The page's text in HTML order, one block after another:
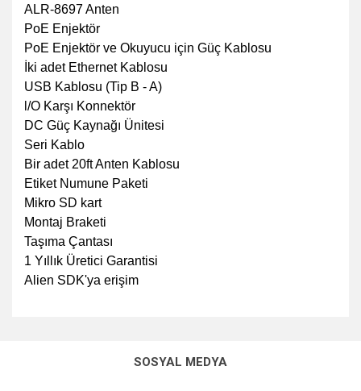
ALR-8697 Anten
PoE Enjektör
PoE Enjektör ve Okuyucu için Güç Kablosu
İki adet Ethernet Kablosu
USB Kablosu (Tip B - A)
l/O Karşı Konnektör
DC Güç Kaynağı Ünitesi
Seri Kablo
Bir adet 20ft Anten Kablosu
Etiket Numune Paketi
Mikro SD kart
Montaj Braketi
Taşıma Çantası
1 Yıllık Üretici Garantisi
Alien SDK'ya erişim
kullanarak tarafımıza iletebilirsiniz.
Görüş ve önerileriniz için teşekkür ederiz.
SOSYAL MEDYA